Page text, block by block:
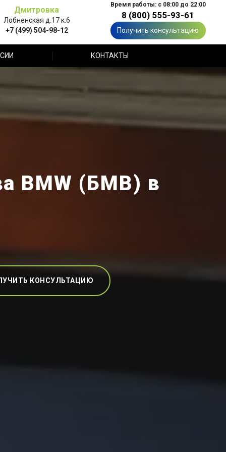
Дмитровка
Лобненская д.17 к.6
+7 (499) 504-98-12
Время работы: с 08:00 до 22:00
8 (800) 555-93-61
Получить консультацию
КОНТАКТЫ
BMW (БМВ) в
КОНСУЛЬТАЦИЮ